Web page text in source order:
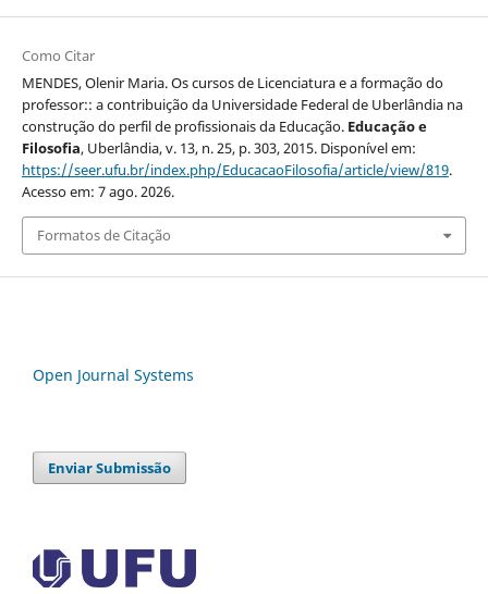
Como Citar
MENDES, Olenir Maria. Os cursos de Licenciatura e a formação do
professor:: a contribuição da Universidade Federal de Uberlândia na
construção do perfil de profissionais da Educação. Educação e
Filosofia, Uberlândia, v. 13, n. 25, p. 303, 2015. Disponível em:
https://seer.ufu.br/index.php/EducacaoFilosofia/article/view/819.
Acesso em: 7 ago. 2026.
Formatos de Citação
Open Journal Systems
Enviar Submissão